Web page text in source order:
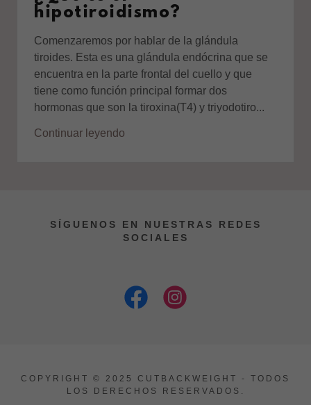
hipotiroidismo?
Comenzaremos por hablar de la glándula
tiroides. Esta es una glándula endócrina que se
encuentra en la parte frontal del cuello y que
tiene como función principal formar dos
hormonas que son la tiroxina(T4) y triyodotiro...
Continuar leyendo
SÍGUENOS EN NUESTRAS REDES
SOCIALES
COPYRIGHT © 2025 CUTBACKWEIGHT - TODOS
LOS DERECHOS RESERVADOS.